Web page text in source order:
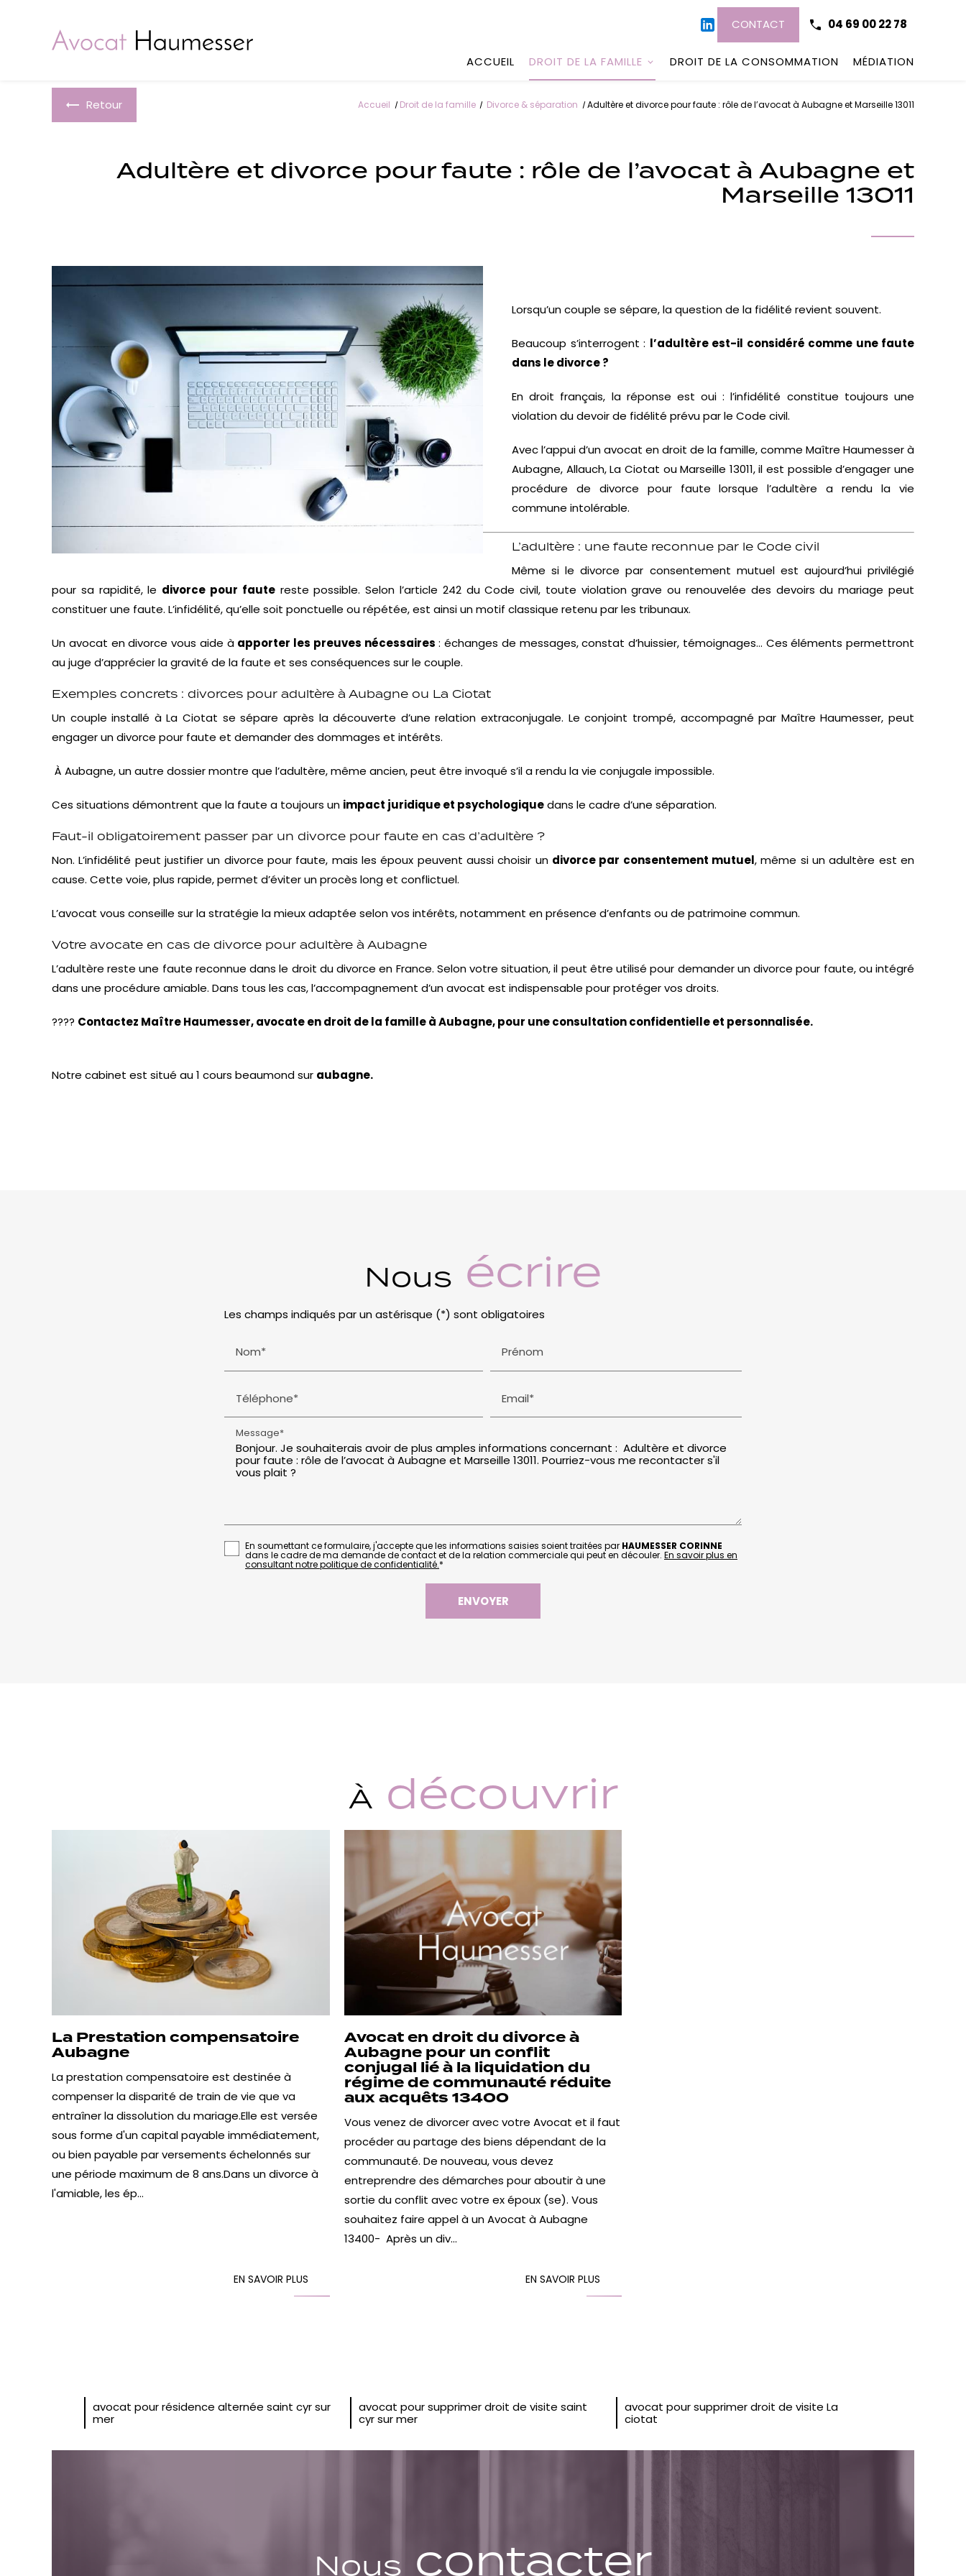
CONTACT 04 69 00 22 78
ACCUEIL DROIT DE LA FAMILLE DROIT DE LA CONSOMMATION MÉDIATION
Accueil Droit de la famille Divorce & séparation Adultère et divorce pour faute : rôle de l’avocat à Aubagne et Marseille 13011
Retour
Adultère et divorce pour faute : rôle de l’avocat à Aubagne et
Marseille 13011
Lorsqu’un couple se sépare, la question de la fidélité revient souvent.
Beaucoup s’interrogent : l’adultère est-il considéré comme une faute
dans le divorce ?
En droit français, la réponse est oui : l’infidélité constitue toujours une
violation du devoir de fidélité prévu par le Code civil.
Avec l’appui d’un avocat en droit de la famille, comme Maître Haumesser à
Aubagne, Allauch, La Ciotat ou Marseille 13011, il est possible d’engager une
procédure de divorce pour faute lorsque l’adultère a rendu la vie
commune intolérable.
L’adultère : une faute reconnue par le Code civil
Même si le divorce par consentement mutuel est aujourd’hui privilégié
pour sa rapidité, le divorce pour fautereste possible. Selon l’article 242 du Code civil, toute violation grave ou renouvelée des devoirs du mariage peut
constituer une faute. L’infidélité, qu’elle soit ponctuelle ou répétée, est ainsi un motif classique retenu par les tribunaux.
Un avocat en divorce vous aide à apporter les preuves nécessaires : échanges de messages, constat d’huissier, témoignages… Ces éléments permettront
au juge d’apprécier la gravité de la faute et ses conséquences sur le couple.
Exemples concrets : divorces pour adultère à Aubagne ou La Ciotat
Un couple installé à La Ciotat se sépare après la découverte d’une relation extraconjugale. Le conjoint trompé, accompagné par Maître Haumesser, peut
engager un divorce pour faute et demander des dommages et intérêts.
À Aubagne, un autre dossier montre que l’adultère, même ancien, peut être invoqué s’il a rendu la vie conjugale impossible.
Ces situations démontrent que la faute a toujours un impact juridique et psychologiquedans le cadre d’une séparation.
Faut-il obligatoirement passer par un divorce pour faute en cas d’adultère ?
Non. L’infidélité peut justifier un divorce pour faute, mais les époux peuvent aussi choisir un divorce par consentement mutuel, même si un adultère est en
cause. Cette voie, plus rapide, permet d’éviter un procès long et conflictuel.
L’avocat vous conseille sur la stratégie la mieux adaptée selon vos intérêts, notamment en présence d’enfants ou de patrimoine commun.
Votre avocate en cas de divorce pour adultère à Aubagne
L’adultère reste une faute reconnue dans le droit du divorce en France. Selon votre situation, il peut être utilisé pour demander un divorce pour faute, ou intégré
dans une procédure amiable. Dans tous les cas, l’accompagnement d’un avocat est indispensable pour protéger vos droits.
???? Contactez Maître Haumesser, avocate en droit de la famille à Aubagne, pour une consultation confidentielle et personnalisée.
Notre cabinet est situé au 1 cours beaumond sur aubagne.
Nous écrire
Les champs indiqués par un astérisque (*) sont obligatoires
Nom* Prénom
Téléphone* Email*
Message*
En soumettant ce formulaire, j'accepte que les informations saisies soient traitées par HAUMESSER CORINNE
dans le cadre de ma demande de contact et de la relation commerciale qui peut en découler. En savoir plus en
consultant notre politique de confidentialité.*
À découvrir
La Prestation compensatoire
Aubagne
La prestation compensatoire est destinée à
compenser la disparité de train de vie que va
entraîner la dissolution du mariage.Elle est versée
sous forme d'un capital payable immédiatement,
ou bien payable par versements échelonnés sur
une période maximum de 8 ans.Dans un divorce à
l'amiable, les ép...
EN SAVOIR PLUS
Avocat en droit du divorce à
Aubagne pour un conflit
conjugal lié à la liquidation du
régime de communauté réduite
aux acquêts 13400
Vous venez de divorcer avec votre Avocat et il faut
procéder au partage des biens dépendant de la
communauté. De nouveau, vous devez
entreprendre des démarches pour aboutir à une
sortie du conflit avec votre ex époux (se). Vous
souhaitez faire appel à un Avocat à Aubagne
13400- Après un div...
EN SAVOIR PLUS
avocat pour résidence alternée saint cyr sur
mer
avocat pour supprimer droit de visite saint
cyr sur mer
avocat pour supprimer droit de visite La
ciotat
Nous contacter